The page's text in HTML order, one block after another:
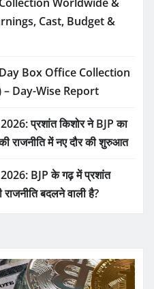
Cast, Budget &
Box Office Collection
Day-Wise Report
प्रशांत किशोर ने BJP का
राजनीति में नए दौर की शुरुआत
BJP के गढ़ में प्रशांत
राजनीति बदलने वाली है?